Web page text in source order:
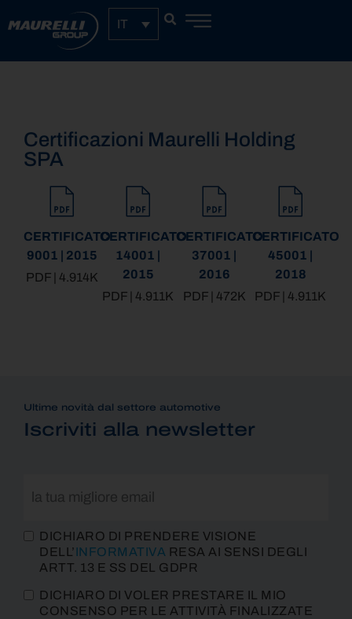
IT
Certificazioni Maurelli Holding
SPA
CERTIFICATO
9001 | 2015
PDF | 4.914K
CERTIFICATO
14001 |
2015
PDF | 4.911K
CERTIFICATO
37001 |
2016
PDF | 472K
CERTIFICATO
45001 |
2018
PDF | 4.911K
Ultime novità dal settore automotive
Iscriviti alla newsletter
DICHIARO DI PRENDERE VISIONE
DELL’INFORMATIVA RESA AI SENSI DEGLI
ARTT. 13 E SS DEL GDPR
DICHIARO DI VOLER PRESTARE IL MIO
CONSENSO PER LE ATTIVITÀ FINALIZZATE